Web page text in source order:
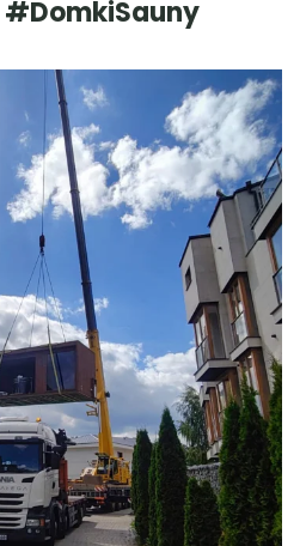
#DomkiSauny